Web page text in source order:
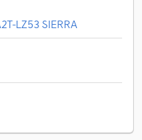
LZ53 SIERRA